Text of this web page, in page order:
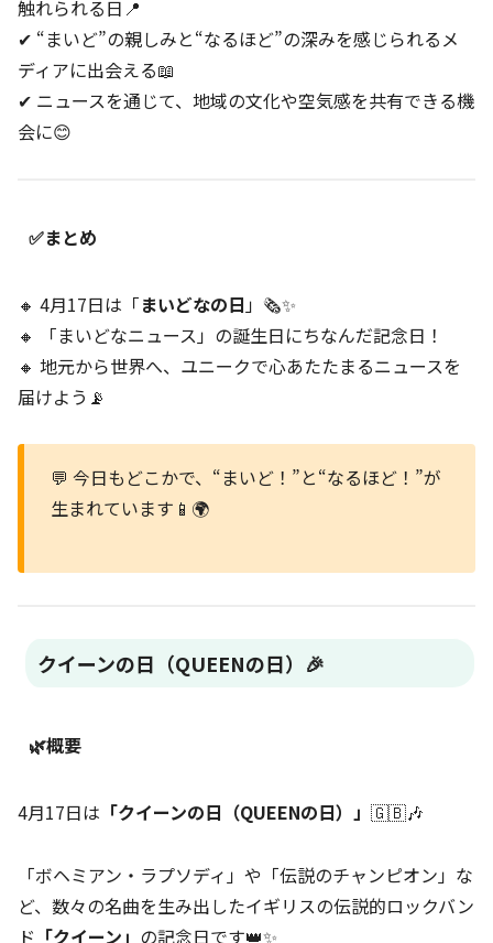
触れられる日📍
✔ “まいど”の親しみと“なるほど”の深みを感じられるメ
ディアに出会える📖
✔ ニュースを通じて、地域の文化や空気感を共有できる機
会に😊
✅まとめ
🔸 4月17日は「まいどなの日」🗞️✨
🔸 「まいどなニュース」の誕生日にちなんだ記念日！
🔸 地元から世界へ、ユニークで心あたたまるニュースを
届けよう📡
💬 今日もどこかで、“まいど！”と“なるほど！”が
生まれています📱🌍
クイーンの日（QUEENの日）🎉
🌿概要
4月17日は 「クイーンの日（QUEENの日）」 🇬🇧🎶
「ボヘミアン・ラプソディ」や「伝説のチャンピオン」な
ど、数々の名曲を生み出したイギリスの伝説的ロックバン
ド 「クイーン」 の記念日です👑✨